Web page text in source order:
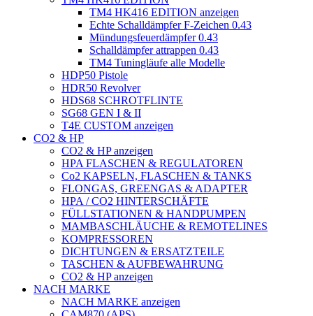
TM4 HK416 EDITION anzeigen
Echte Schalldämpfer F-Zeichen 0.43
Mündungsfeuerdämpfer 0.43
Schalldämpfer attrappen 0.43
TM4 Tuningläufe alle Modelle
HDP50 Pistole
HDR50 Revolver
HDS68 SCHROTFLINTE
SG68 GEN I & II
T4E CUSTOM anzeigen
CO2 & HP
CO2 & HP anzeigen
HPA FLASCHEN & REGULATOREN
Co2 KAPSELN, FLASCHEN & TANKS
FLONGAS, GREENGAS & ADAPTER
HPA / CO2 HINTERSCHÄFTE
FÜLLSTATIONEN & HANDPUMPEN
MAMBASCHLÄUCHE & REMOTELINES
KOMPRESSOREN
DICHTUNGEN & ERSATZTEILE
TASCHEN & AUFBEWAHRUNG
CO2 & HP anzeigen
NACH MARKE
NACH MARKE anzeigen